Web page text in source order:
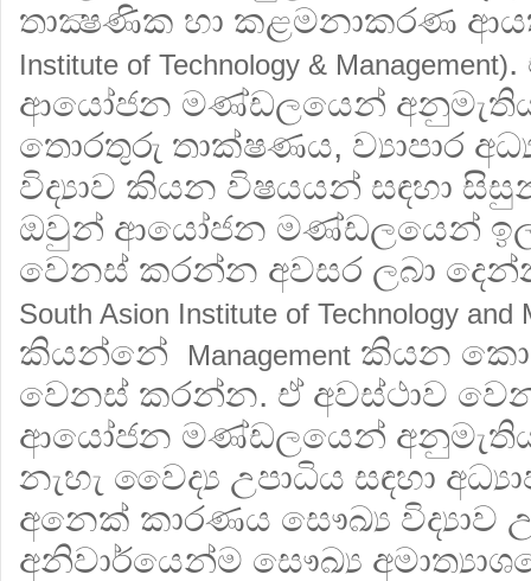
තාක්‍ෂණික හා කළමනාකරණ
Institute of Technology & Management).
ආයෝජන මණ්ඩලයෙන්
තොරතුරු තාක්ෂණය, ව්‍යාපාර
විද්‍යාව කියන විෂයයන් සඳහා
ඔවුන් ආයෝජන මණ්ඩලයෙන්
වෙනස් කරන්න අවසර ලබා
South Asion Institute of Technology and
කියන්නේ Management කියන
වෙනස් කරන්න. ඒ අවස්ථාව
ආයෝජන මණ්ඩලයෙන්
නැහැ වෛද්‍ය උපාධිය සඳහා
අනෙක් කාරණය සෞඛ්‍ය
අනිවාර්යෙන්ම සෞඛ්‍ය